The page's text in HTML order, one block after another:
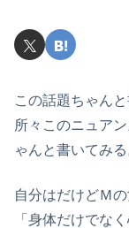
この話題ちゃん
所々このニュア
ゃんと書いてみる
自分はだけどＭ
「身体だけでな